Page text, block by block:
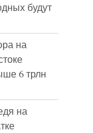
будут
на
6 трлн
на